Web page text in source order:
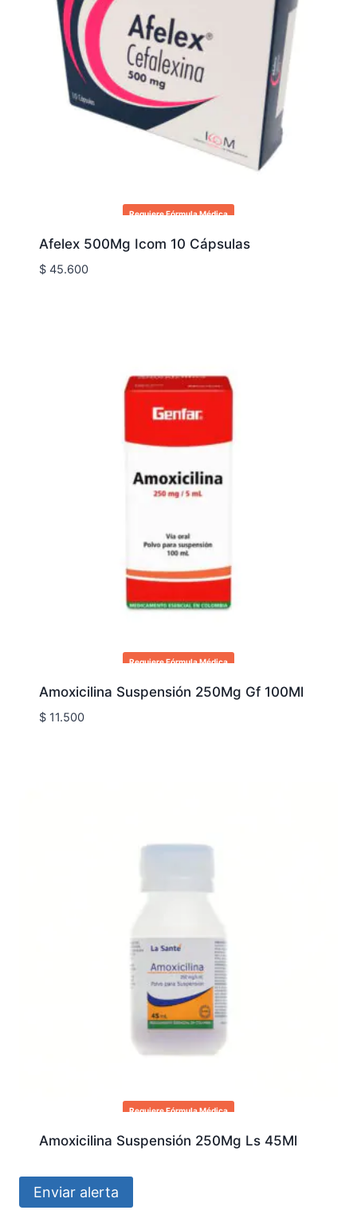
Requiere Fórmula Médica
Afelex 500Mg Icom 10 Cápsulas
$45.600
Requiere Fórmula Médica
Amoxicilina Suspensión 250Mg Gf 100Ml
$11.500
Requiere Fórmula Médica
Amoxicilina Suspensión 250Mg Ls 45Ml
Enviar alerta